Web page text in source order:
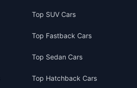
Top SUV Cars
Top Fastback Cars
Top Sedan Cars
Top Hatchback Cars